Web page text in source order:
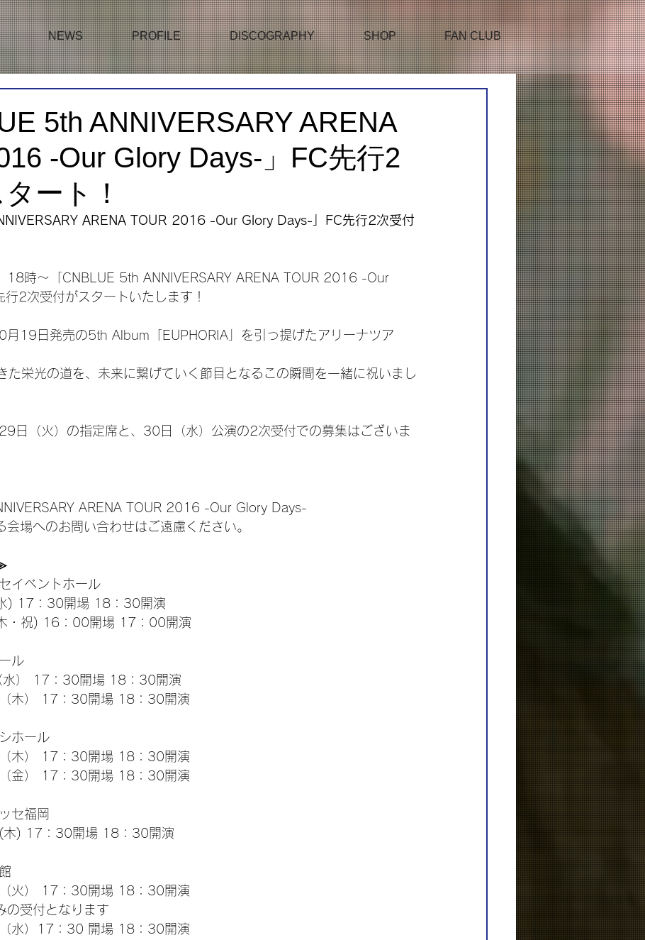
NEWS PROFILE DISCOGRAPHY SHOP FAN CLUB
5th ANNIVERSARY ARENA
-Our Glory Days-」FC先行2
ート！
ARENA TOUR 2016 -Our Glory Days-」FC先行2次受付
18時～「CNBLUE 5th ANNIVERSARY ARENA TOUR 2016 -Our
2次受付がスタートいたします！
月19日発売の5th Album「EUPHORIA」を引っ提げたアリーナツア
た栄光の道を、未来に繋げていく節目となるこの瞬間を一緒に祝いまし
日（火）の指定席と、30日（水）公演の2次受付での募集はございま
ARENA TOUR 2016 -Our Glory Days-
場へのお問い合わせはご遠慮ください。
イベントホール
) 17：30開場 18：30開演
・祝) 16：00開場 17：00開演
ル
） 17：30開場 18：30開演
木） 17：30開場 18：30開演
ホール
木） 17：30開場 18：30開演
金） 17：30開場 18：30開演
セ福岡
) 17：30開場 18：30開演
火） 17：30開場 18：30開演
の受付となります
水）17：30 開場 18：30開演